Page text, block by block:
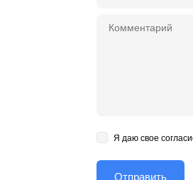
Я даю свое